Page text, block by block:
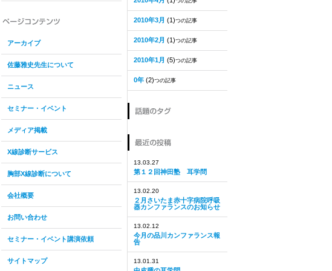
アーカイブ
佐藤雅史先生について
ニュース
セミナー・イベント
メディア掲載
X線診断サービス
胸部X線診断について
会社概要
お問い合わせ
セミナー・イベント講演依頼
サイトマップ
2010年3月 (1)つの記事
2010年2月 (1)つの記事
2010年1月 (5)つの記事
0年 (2)つの記事
13.03.27
第１２回神田塾 耳学問
13.02.20
２月さいたま赤十字病院呼吸
器カンファランスのお知らせ
13.02.12
今月の品川カンファランス報
告
13.01.31